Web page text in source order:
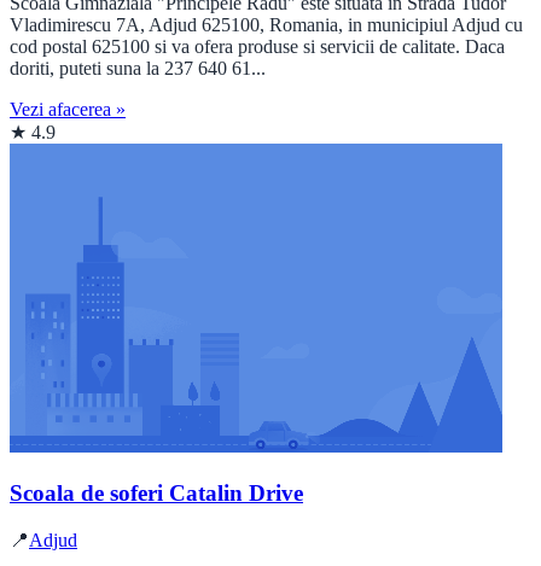
Vladimirescu 7A, Adjud 625100, Romania, in municipiul Adjud cu
cod postal 625100 si va ofera produse si servicii de calitate. Daca
doriti, puteti suna la 237 640 61...
Vezi afacerea »
★ 4.9
Scoala de soferi Catalin Drive
📍Adjud